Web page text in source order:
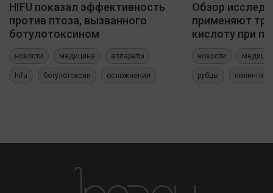
HIFU показал эффективность
против птоза, вызванного
ботулотоксином
новости медицина аппараты
hifu ботулотоксин осложнения
Обзор
применяют
кислоту при
новости
рубцы пилинги